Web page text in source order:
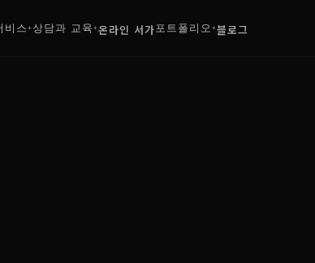
비스 +상담과 교육 +온라인 서가 포트폴리오 +블로그